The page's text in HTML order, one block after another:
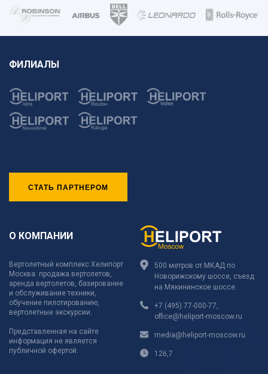
ФИЛИАЛЫ
СТАТЬ ПАРТНЕРОМ
О КОМПАНИИ
Вертолетный комплекс Хелипорт
Москва: продажа вертолетов,
аренда вертолетов, базирование
и обслуживание техники,
обучение пилотированию,
вертолетные экскурсии.
Представленная на сайте
информация не является
публичной офертой.
500 метров от МКАД по
Новорижскому шоссе, съезд
на Мякининское шоссе.
+7 (495) 77-000-77
office@heliport-moscow.ru
media@heliport-moscow.ru
126,7